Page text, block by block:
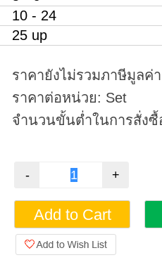
10 - 24
25 up
ราคายังไม่รวมภาษีมูลค่
ราคาต่อหน่วย: Set
จำนวนขั้นต่ำในการสั่งซื้